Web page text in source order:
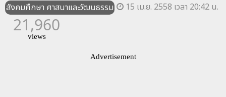
สังคมศึกษา ศาสนาและวัฒนธรรม 15 เม.ย. 2558 เวลา 20:42 น.
21,960
views
Advertisement